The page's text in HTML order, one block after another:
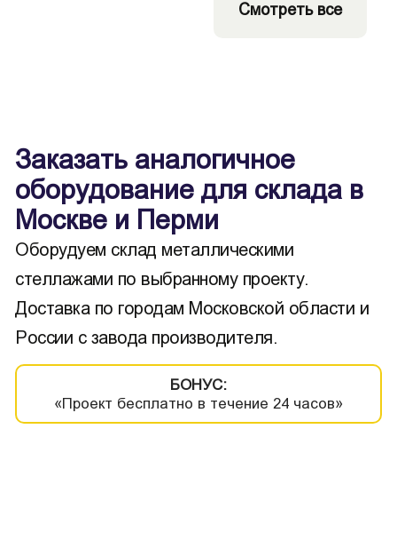
Смотреть все
Заказать аналогичное
оборудование для склада в
Москве и Перми
Оборудуем склад металлическими
стеллажами по выбранному проекту.
Доставка по городам Московской области и
России с завода производителя.
БОНУС:
«Проект бесплатно в течение 24 часов»